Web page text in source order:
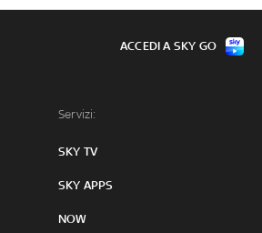
Servizi:
SKY TV
SKY APPS
NOW
ACCEDI A SKY GO